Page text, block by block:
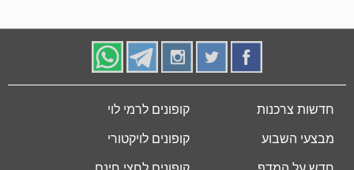
חדשות צרכנות
מבצעי השבוע
קופונים לרמי לוי
קופונים לויקטורי